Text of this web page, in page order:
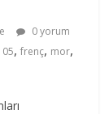
0 yorum
,frenç, mor,